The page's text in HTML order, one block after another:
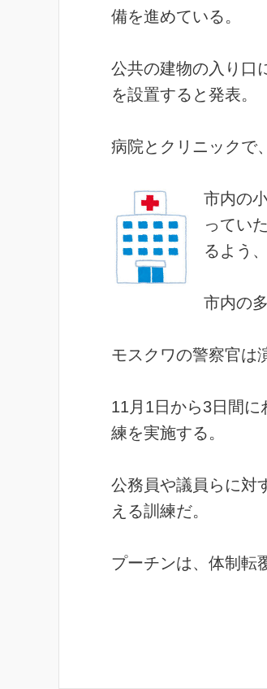
備を進めている。
公共の建物の入り口
を設置すると発表。
病院とクリニックで
市内の
ってい
るよう
市内の
モスクワの警察官は
11月1日から3日間に
練を実施する。
公務員や議員らに対
える訓練だ。
プーチンは、体制転